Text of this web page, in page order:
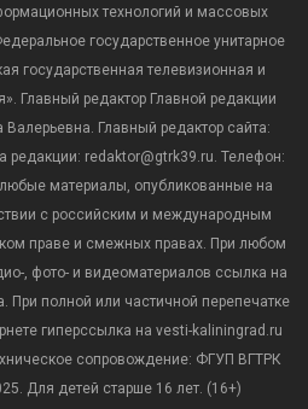
технологий и массовых
государственное унитарное
государственная телевизионная и
Главный редактор Главной редакции
Главный редактор сайта:
редакции: redaktor@gtrk39.ru. Телефон:
материалы, опубликованные на
с российским и международным
праве и смежных правах. При любом
, фото- и видеоматериалов ссылка на
При полной или частичной перепечатке
гиперссылка на vesti-kaliningrad.ru
сопровождение: ФГУП ВГТРК
Для детей старше 16 лет. (16+)